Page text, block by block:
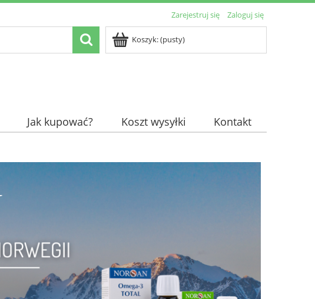
Zarejestruj się Zaloguj się
Koszyk:(pusty)
Jak kupować? Koszt wysyłki Kontakt